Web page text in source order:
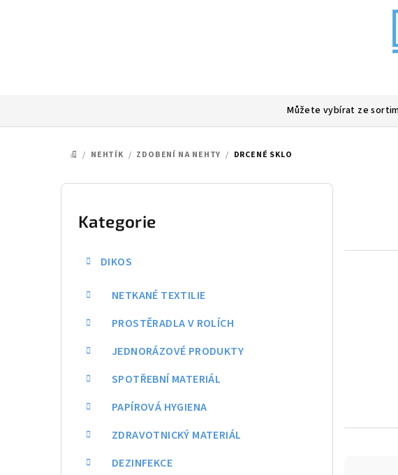
Můžete vybírat ze
DOMŮ
/ NEHTÍK / ZDOBENÍ NA NEHTY / DRCENÉ SKLO
P
Přeskočit
kategorie
Kategorie
DIKOS
NETKANÉ TEXTILIE
PROSTĚRADLA V ROLÍCH
JEDNORÁZOVÉ PRODUKTY
SPOTŘEBNÍ MATERIÁL
PAPÍROVÁ HYGIENA
ZDRAVOTNICKÝ MATERIÁL
DEZINFEKCE